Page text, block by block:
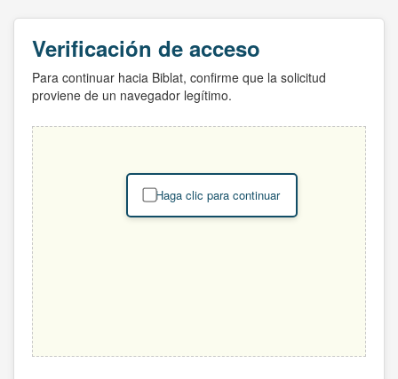
Verificación de acceso
Para continuar hacia Biblat, confirme que la solicitud
proviene de un navegador legítimo.
Haga clic para continuar